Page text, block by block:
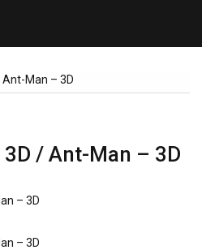
Man – 3D
/ Ant-Man – 3D